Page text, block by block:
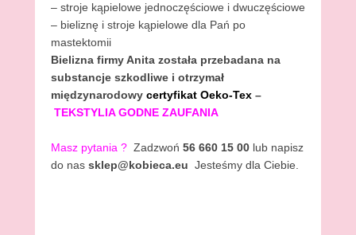
– stroje kąpielowe jednoczęściowe i dwuczęściowe
– bieliznę i stroje kąpielowe dla Pań po
mastektomii
Bielizna firmy Anita została przebadana na
substancje szkodliwe i otrzymał
międzynarodowy certyfikat Oeko-Tex –
TEKSTYLIA GODNE ZAUFANIA
Masz pytania ? Zadzwoń 56 660 15 00 lub napisz
do nas sklep@kobieca.eu Jesteśmy dla Ciebie.